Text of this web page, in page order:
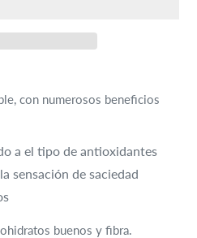
con numerosos beneficios
a el tipo de antioxidantes
sensación de saciedad
buenos y fibra.